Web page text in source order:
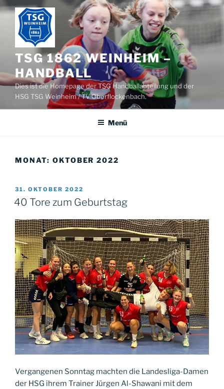
Zum
Inhalt
springen
TSG 1862 WEINHEIM –
HANDBALL
Dies ist die Homepage der TSG Handballabteilung und der
HSG TSG Weinheim / TV Oberflockenbach.
Menü
MONAT: OKTOBER 2022
VERÖFFENTLICHT
AM
31. OKTOBER 2022
40 Tore zum Geburtstag
Vergangenen Sonntag machten die Landesliga-Damen
der HSG ihrem Trainer Jürgen Al-Shawani mit dem